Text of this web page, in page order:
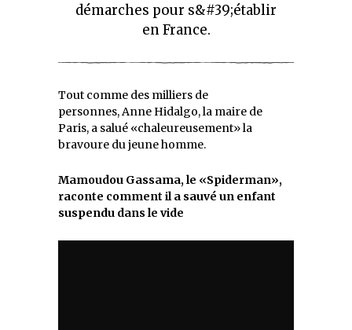
démarches pour s&#39;établir
en France.
Tout comme des milliers de
personnes, Anne Hidalgo, la maire de
Paris, a salué «chaleureusement» la
bravoure du jeune homme.
Mamoudou Gassama, le «Spiderman»,
raconte comment il a sauvé un enfant
suspendu dans le vide